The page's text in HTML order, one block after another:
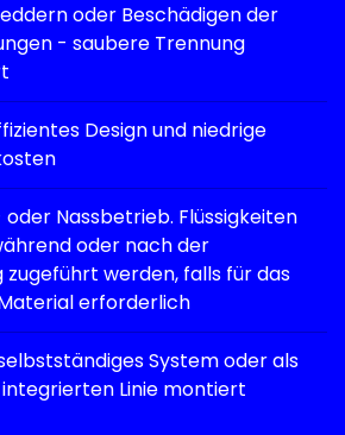
oder Beschädigen der
- saubere Trennung
Design und niedrige
Nassbetrieb. Flüssigkeiten
oder nach der
zugeführt werden, falls für das
erforderlich
System oder als
integrierten Linie montiert